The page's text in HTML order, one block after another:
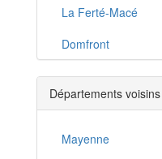
La Ferté-Macé
Domfront
Rémalard
Ceton
Argentan
Départements voisins
Mayenne